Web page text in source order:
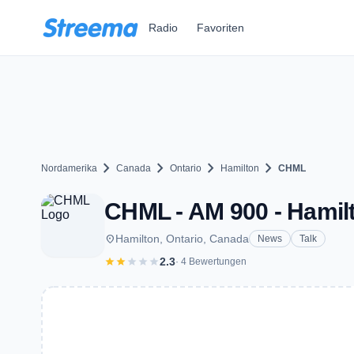
Radio Favoriten
Nordamerika chevron_right Canada chevron_right Ontario chevron_right Hamilton chevron_right CHML
CHML - AM 900 -
placeHamilton, Ontario, Canada News Talk
starstarstar star star2.3· 4 Bewertungen